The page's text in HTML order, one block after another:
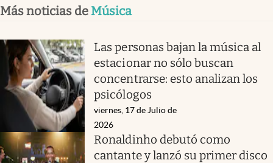
Más noticias de Música
Las personas bajan la música al
estacionar no sólo buscan
concentrarse: esto analizan los
psicólogos
viernes, 17 de Julio de
2026
Ronaldinho debutó como
cantante y lanzó su primer disco